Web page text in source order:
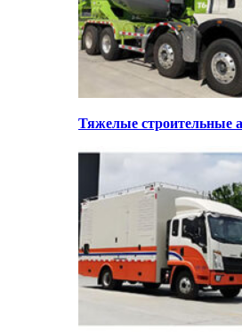
Тяжелые строительные